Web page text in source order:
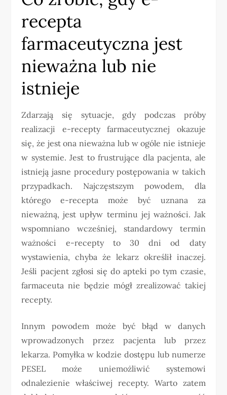
recepta
farmaceutyczna jest
nieważna lub nie
istnieje
Zdarzają się sytuacje, gdy podczas próby
realizacji e-recepty farmaceutycznej okazuje
się, że jest ona nieważna lub w ogóle nie istnieje
w systemie. Jest to frustrujące dla pacjenta, ale
istnieją jasne procedury postępowania w takich
przypadkach. Najczęstszym powodem, dla
którego e-recepta może być uznana za
nieważną, jest upływ terminu jej ważności. Jak
wspomniano wcześniej, standardowy termin
ważności e-recepty to 30 dni od daty
wystawienia, chyba że lekarz określił inaczej.
Jeśli pacjent zgłosi się do apteki po tym czasie,
farmaceuta nie będzie mógł zrealizować takiej
recepty.
Innym powodem może być błąd w danych
wprowadzonych przez pacjenta lub przez
lekarza. Pomyłka w kodzie dostępu lub numerze
PESEL może uniemożliwić systemowi
odnalezienie właściwej recepty. Warto zatem